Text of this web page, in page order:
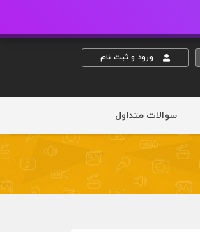
ورود و ثبت نام
سوالات متداول